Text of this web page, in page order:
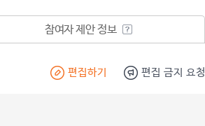
참여자 제안 정보
편집하기 편집 금지 요청